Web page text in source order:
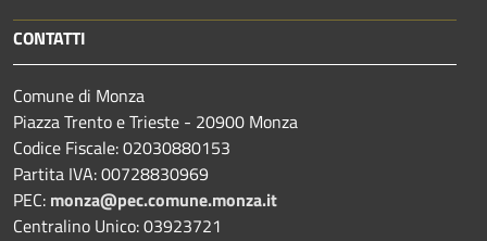
CONTATTI
Comune di Monza
Piazza Trento e Trieste - 20900 Monza
Codice Fiscale: 02030880153
Partita IVA: 00728830969
PEC: monza@pec.comune.monza.it
Centralino Unico: 03923721